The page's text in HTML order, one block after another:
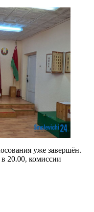
уже завершён.
20.00, комиссии